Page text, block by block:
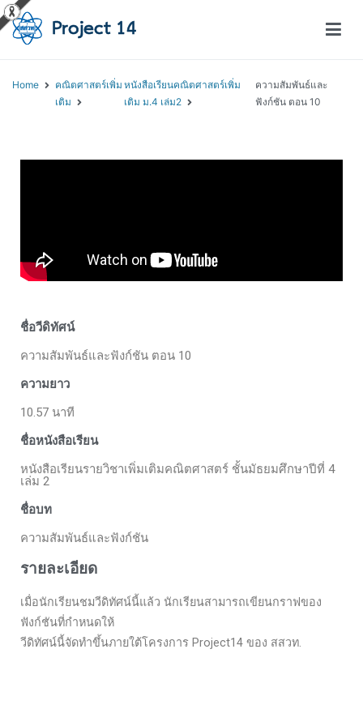
Home
คณิตศาสตร์เพิ่ม
เติม
หนังสือเรียนคณิตศาสตร์เพิ่ม
เติม ม.4 เล่ม2
ความสัมพันธ์และ
ฟังก์ชัน ตอน 10
ชื่อวีดิทัศน์
ความสัมพันธ์และฟังก์ชัน ตอน 10
ความยาว
10.57 นาที
ชื่อหนังสือเรียน
หนังสือเรียนรายวิชาเพิ่มเติมคณิตศาสตร์ ชั้นมัธยมศึกษาปีที่ 4
เล่ม 2
ชื่อบท
ความสัมพันธ์และฟังก์ชัน
รายละเอียด
เมื่อนักเรียนชมวีดิทัศน์นี้แล้ว นักเรียนสามารถเขียนกราฟของ
ฟังก์ชันที่กำหนดให้
วีดิทัศน์นี้จัดทำขึ้นภายใต้โครงการ Project14 ของ สสวท.